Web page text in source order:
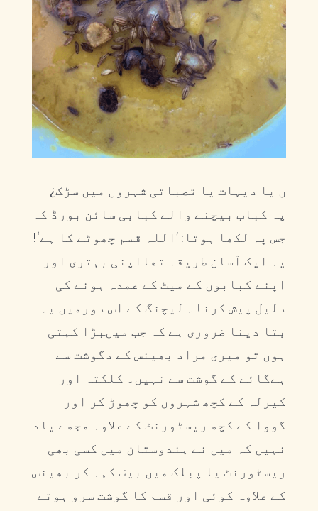
¿ں یا دیہات یا قصباتی شہروں میں سڑک
پہ کباب بیچنے والے کبابی سائن بورڈ کہ
جس پہ لکھا ہوتا: ’اللہ قسم چھوٹے کا ہے‘!
یہ ایک آسان طریقہ تھااپنی بہتری اور
اپنے کبابوں کے میٹ کے عمدہ ہونے کی
دلیل پیش کرنا۔ لیچنگ کے اس دورمیں یہ
بتا دینا ضروری ہے کہ جب میںبڑا کہتی
ہوں تو میری مراد بھینس کے دگوشت سے
ہےگائے کے گوشت سے نہیں۔ کلکتہ اور
کیرلہ کے کچھ شہروں کو چھوڑ کر اور
گووا کے کچھ ریسٹورنٹ کے علاوہ مجھے یاد
نہیں کہ میں نے ہندوستان میں کسی بھی
ریسٹورنٹ یا پبلک میں بیف کہہ کر بھینس
کے علاوہ کوئی اور قسم کا گوشت سرو ہوتے